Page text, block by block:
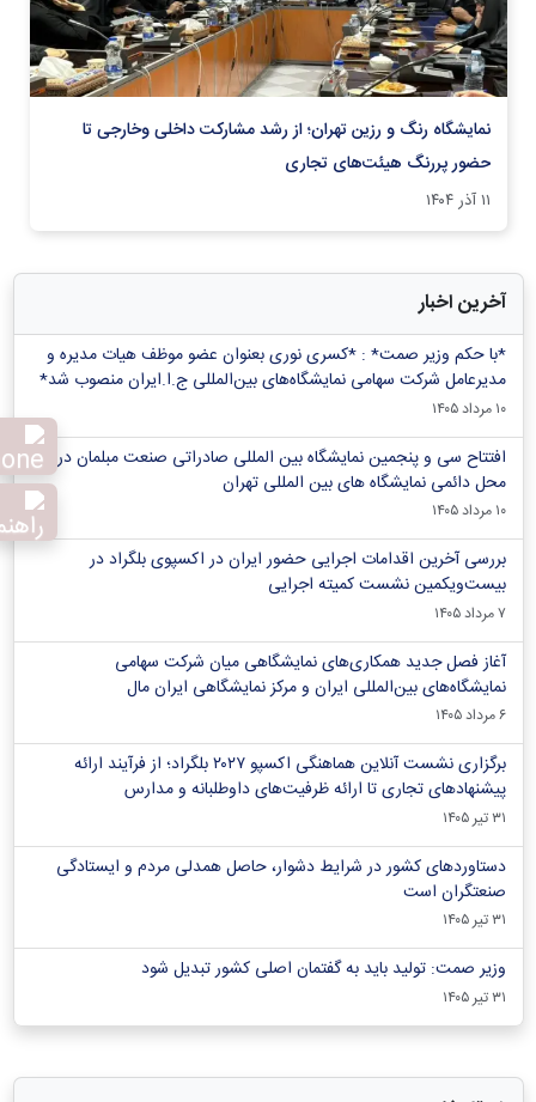
نمایشگاه رنگ و رزین تهران؛ از رشد مشارکت داخلی و‌خارجی تا
حضور پررنگ هیئت‌های تجاری
۱۱ آذر ۱۴۰۴
آخرین اخبار
*با حکم وزیر صمت* : *کسری نوری بعنوان عضو موظف هیات مدیره و
مدیرعامل شرکت سهامی نمایشگاه‌های بین‌المللی ج.ا.ایران منصوب شد*
۱۰ مرداد ۱۴۰۵
افتتاح سی و پنجمین نمایشگاه بین المللی صادراتی صنعت مبلمان در
محل دائمی نمایشگاه های بین المللی تهران
۱۰ مرداد ۱۴۰۵
بررسی آخرین اقدامات اجرایی حضور ایران در اکسپوی بلگراد در
بیست‌ویکمین نشست کمیته اجرایی
۷ مرداد ۱۴۰۵
آغاز فصل جدید همکاری‌های نمایشگاهی میان شرکت سهامی
نمایشگاه‌های بین‌المللی ایران و مرکز نمایشگاهی ایران‌ مال
۶ مرداد ۱۴۰۵
برگزاری نشست آنلاین هماهنگی اکسپو ۲۰۲۷ بلگراد؛ از فرآیند ارائه
پیشنهادهای تجاری تا ارائه ظرفیت‌های داوطلبانه و مدارس
۳۱ تیر ۱۴۰۵
دستاوردهای کشور در شرایط دشوار، حاصل همدلی مردم و ایستادگی
صنعتگران است
۳۱ تیر ۱۴۰۵
وزیر صمت: تولید باید به گفتمان اصلی کشور تبدیل شود
۳۱ تیر ۱۴۰۵